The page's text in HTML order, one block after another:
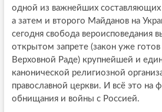
одной из важнейших составляющих
а затем и второго Майданов на
сегодня свобода вероисповедания
открытом запрете (закон уже
Верховной Раде) крупнейшей и
канонической религиозной
православной церкви. И всё это на
обнищания и войны с Россией.